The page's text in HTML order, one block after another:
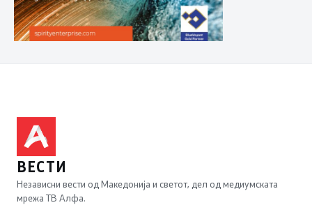
ВЕСТИ
Независни вести од Македонија и светот, дел од медиумската
мрежа ТВ Алфа.